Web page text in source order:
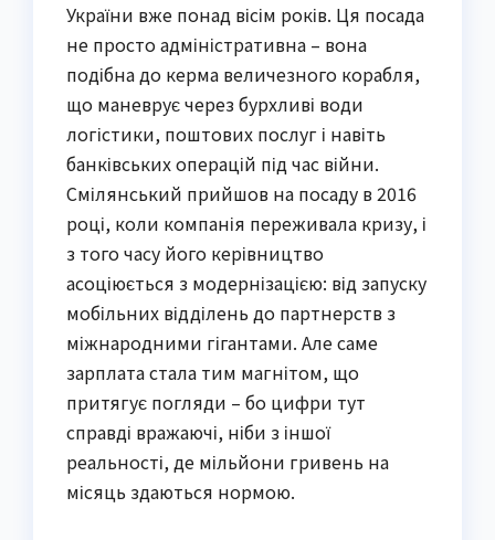
України вже понад вісім років. Ця посада
не просто адміністративна – вона
подібна до керма величезного корабля,
що маневрує через бурхливі води
логістики, поштових послуг і навіть
банківських операцій під час війни.
Смілянський прийшов на посаду в 2016
році, коли компанія переживала кризу, і
з того часу його керівництво
асоціюється з модернізацією: від запуску
мобільних відділень до партнерств з
міжнародними гігантами. Але саме
зарплата стала тим магнітом, що
притягує погляди – бо цифри тут
справді вражаючі, ніби з іншої
реальності, де мільйони гривень на
місяць здаються нормою.